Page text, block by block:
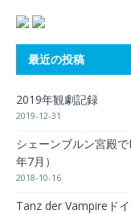
最近の投稿
2019年観劇記録
2019-12-31
シェーンブルン宮殿
年7月）
2018-10-16
Tanz der Vampireド